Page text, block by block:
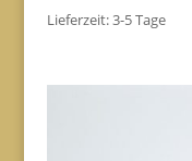
Lieferzeit:3-5 Tage